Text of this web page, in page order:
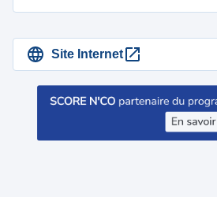
Site Internet